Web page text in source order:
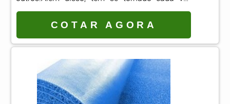
mais comum seu uso em ambientes
domésticos, graças à sua praticidade e beleza.O
piso vinílico de borracha é antialérgico e oferece
excelente conforto térmico ao ambiente. Além
disso, conta com estrutura em fibra de vidro que
aumenta a sua estabilidade. MAIS
INFORMAÇÕES SOBRE O.
COTAR AGORA